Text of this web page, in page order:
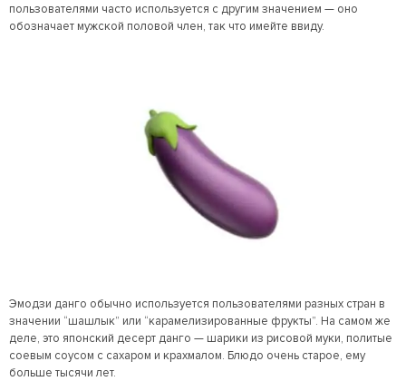
пользователями часто используется с другим значением — оно
обозначает мужской половой член, так что имейте ввиду.
Эмодзи данго обычно используется пользователями разных стран в
значении “шашлык” или “карамелизированные фрукты”. На самом же
деле, это японский десерт данго — шарики из рисовой муки, политые
соевым соусом с сахаром и крахмалом. Блюдо очень старое, ему
больше тысячи лет.